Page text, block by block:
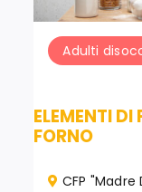
Adulti
ELEMENTI DI
FORNO
CFP